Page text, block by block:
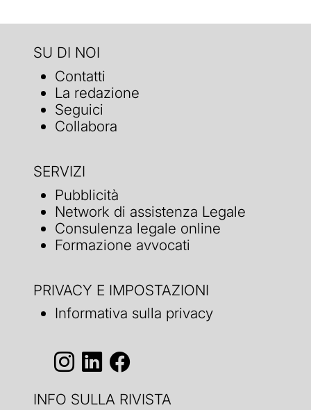
SU DI NOI
Contatti
La redazione
Seguici
Collabora
SERVIZI
Pubblicità
Network di assistenza Legale
Consulenza legale online
Formazione avvocati
PRIVACY E IMPOSTAZIONI
Informativa sulla privacy
INFO SULLA RIVISTA